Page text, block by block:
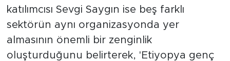
katılımcısı Sevgi Saygın ise beş farklı
sektörün aynı organizasyonda yer
almasının önemli bir zenginlik
oluşturduğunu belirterek, 'Etiyopya genç